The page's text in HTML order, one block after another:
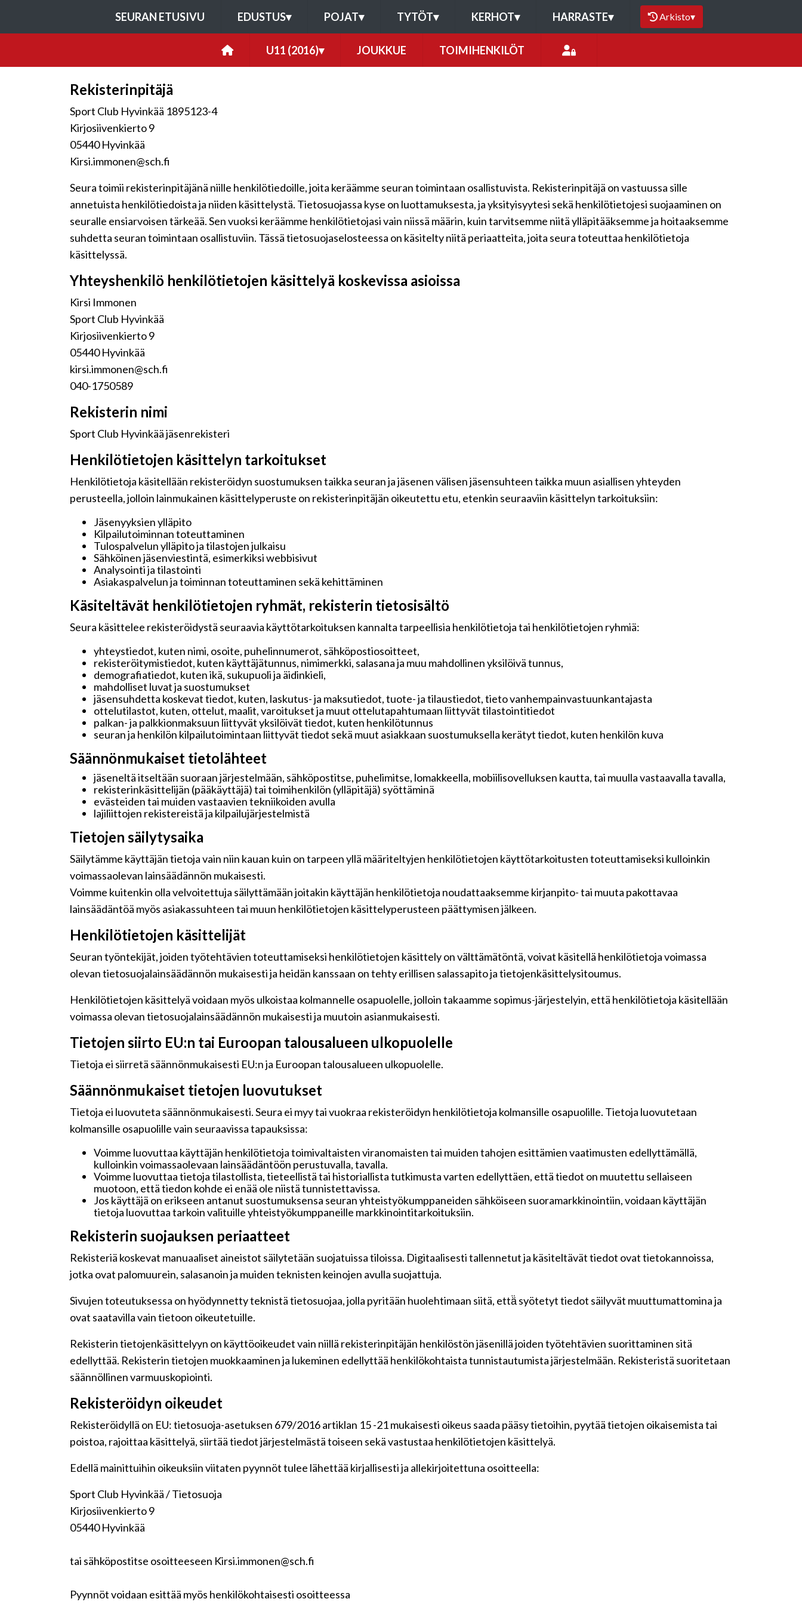
SEURAN ETUSIVU EDUSTUS▾ POJAT▾ TYTÖT▾ KERHOT▾ HARRASTE▾ Arkisto▾
U11 (2016)▾ JOUKKUE TOIMIHENKILÖT
Rekisterinpitäjä
Sport Club Hyvinkää 1895123-4
Kirjosiivenkierto 9
05440 Hyvinkää
Kirsi.immonen@sch.fi
Seura toimii rekisterinpitäjänä niille henkilötiedoille, joita keräämme seuran toimintaan osallistuvista. Rekisterinpitäjä on vastuussa sille
annetuista henkilötiedoista ja niiden käsittelystä. Tietosuojassa kyse on luottamuksesta, ja yksityisyytesi sekä henkilötietojesi suojaaminen on
seuralle ensiarvoisen tärkeää. Sen vuoksi keräämme henkilötietojasi vain niissä määrin, kuin tarvitsemme niitä ylläpitääksemme ja hoitaaksemme
suhdetta seuran toimintaan osallistuviin. Tässä tietosuojaselosteessa on käsitelty niitä periaatteita, joita seura toteuttaa henkilötietoja
käsittelyssä.
Yhteyshenkilö henkilötietojen käsittelyä koskevissa asioissa
Kirsi Immonen
Sport Club Hyvinkää
Kirjosiivenkierto 9
05440 Hyvinkää
kirsi.immonen@sch.fi
040-1750589
Rekisterin nimi
Sport Club Hyvinkää jäsenrekisteri
Henkilötietojen käsittelyn tarkoitukset
Henkilötietoja käsitellään rekisteröidyn suostumuksen taikka seuran ja jäsenen välisen jäsensuhteen taikka muun asiallisen yhteyden
perusteella, jolloin lainmukainen käsittelyperuste on rekisterinpitäjän oikeutettu etu, etenkin seuraaviin käsittelyn tarkoituksiin:
Jäsenyyksien ylläpito
Kilpailutoiminnan toteuttaminen
Tulospalvelun ylläpito ja tilastojen julkaisu
Sähköinen jäsenviestintä, esimerkiksi webbisivut
Analysointi ja tilastointi
Asiakaspalvelun ja toiminnan toteuttaminen sekä kehittäminen
Käsiteltävät henkilötietojen ryhmät, rekisterin tietosisältö
Seura käsittelee rekisteröidystä seuraavia käyttötarkoituksen kannalta tarpeellisia henkilötietoja tai henkilötietojen ryhmiä:
yhteystiedot, kuten nimi, osoite, puhelinnumerot, sähköpostiosoitteet,
rekisteröitymistiedot, kuten käyttäjätunnus, nimimerkki, salasana ja muu mahdollinen yksilöivä tunnus,
demografiatiedot, kuten ikä, sukupuoli ja äidinkieli,
mahdolliset luvat ja suostumukset
jäsensuhdetta koskevat tiedot, kuten, laskutus- ja maksutiedot, tuote- ja tilaustiedot, tieto vanhempainvastuunkantajasta
ottelutilastot, kuten, ottelut, maalit, varoitukset ja muut ottelutapahtumaan liittyvät tilastointitiedot
palkan- ja palkkionmaksuun liittyvät yksilöivät tiedot, kuten henkilötunnus
seuran ja henkilön kilpailutoimintaan liittyvät tiedot sekä muut asiakkaan suostumuksella kerätyt tiedot, kuten henkilön kuva
Säännönmukaiset tietolähteet
jäseneltä itseltään suoraan järjestelmään, sähköpostitse, puhelimitse, lomakkeella, mobiilisovelluksen kautta, tai muulla vastaavalla tavalla,
rekisterinkäsittelijän (pääkäyttäjä) tai toimihenkilön (ylläpitäjä) syöttäminä
evästeiden tai muiden vastaavien tekniikoiden avulla
lajiliittojen rekistereistä ja kilpailujärjestelmistä
Tietojen säilytysaika
Säilytämme käyttäjän tietoja vain niin kauan kuin on tarpeen yllä määriteltyjen henkilötietojen käyttötarkoitusten toteuttamiseksi kulloinkin
voimassaolevan lainsäädännön mukaisesti.
Voimme kuitenkin olla velvoitettuja säilyttämään joitakin käyttäjän henkilötietoja noudattaaksemme kirjanpito- tai muuta pakottavaa
lainsäädäntöä myös asiakassuhteen tai muun henkilötietojen käsittelyperusteen päättymisen jälkeen.
Henkilötietojen käsittelijät
Seuran työntekijät, joiden työtehtävien toteuttamiseksi henkilötietojen käsittely on välttämätöntä, voivat käsitellä henkilötietoja voimassa
olevan tietosuojalainsäädännön mukaisesti ja heidän kanssaan on tehty erillisen salassapito ja tietojenkäsittelysitoumus.
Henkilötietojen käsittelyä voidaan myös ulkoistaa kolmannelle osapuolelle, jolloin takaamme sopimus-järjestelyin, että henkilötietoja käsitellään
voimassa olevan tietosuojalainsäädännön mukaisesti ja muutoin asianmukaisesti.
Tietojen siirto EU:n tai Euroopan talousalueen ulkopuolelle
Tietoja ei siirretä säännönmukaisesti EU:n ja Euroopan talousalueen ulkopuolelle.
Säännönmukaiset tietojen luovutukset
Tietoja ei luovuteta säännönmukaisesti. Seura ei myy tai vuokraa rekisteröidyn henkilötietoja kolmansille osapuolille. Tietoja luovutetaan
kolmansille osapuolille vain seuraavissa tapauksissa:
Voimme luovuttaa käyttäjän henkilötietoja toimivaltaisten viranomaisten tai muiden tahojen esittämien vaatimusten edellyttämällä,
kulloinkin voimassaolevaan lainsäädäntöön perustuvalla, tavalla.
Voimme luovuttaa tietoja tilastollista, tieteellistä tai historiallista tutkimusta varten edellyttäen, että tiedot on muutettu sellaiseen
muotoon, että tiedon kohde ei enää ole niistä tunnistettavissa.
Jos käyttäjä on erikseen antanut suostumuksensa seuran yhteistyökumppaneiden sähköiseen suoramarkkinointiin, voidaan käyttäjän
tietoja luovuttaa tarkoin valituille yhteistyökumppaneille markkinointitarkoituksiin.
Rekisterin suojauksen periaatteet
Rekisteriä koskevat manuaaliset aineistot säilytetään suojatuissa tiloissa. Digitaalisesti tallennetut ja käsiteltävät tiedot ovat tietokannoissa,
jotka ovat palomuurein, salasanoin ja muiden teknisten keinojen avulla suojattuja.
Sivujen toteutuksessa on hyödynnetty teknistä tietosuojaa, jolla pyritään huolehtimaan siitä, että̈ syötetyt tiedot säilyvät muuttumattomina ja
ovat saatavilla vain tietoon oikeutetuille.
Rekisterin tietojenkäsittelyyn on käyttöoikeudet vain niillä rekisterinpitäjän henkilöstön jäsenillä joiden työtehtävien suorittaminen sitä
edellyttää. Rekisterin tietojen muokkaaminen ja lukeminen edellyttää henkilökohtaista tunnistautumista järjestelmään. Rekisteristä suoritetaan
säännöllinen varmuuskopiointi.
Rekisteröidyn oikeudet
Rekisteröidyllä on EU: tietosuoja-asetuksen 679/2016 artiklan 15 -21 mukaisesti oikeus saada pääsy tietoihin, pyytää tietojen oikaisemista tai
poistoa, rajoittaa käsittelyä, siirtää tiedot järjestelmästä toiseen sekä vastustaa henkilötietojen käsittelyä.
Edellä mainittuihin oikeuksiin viitaten pyynnöt tulee lähettää kirjallisesti ja allekirjoitettuna osoitteella:
Sport Club Hyvinkää / Tietosuoja
Kirjosiivenkierto 9
05440 Hyvinkää
tai sähköpostitse osoitteeseen Kirsi.immonen@sch.fi
Pyynnöt voidaan esittää myös henkilökohtaisesti osoitteessa